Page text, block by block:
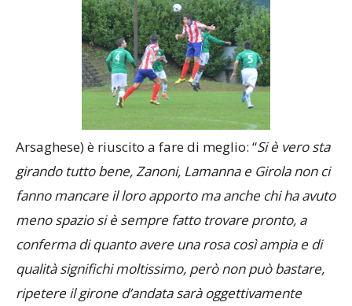
Arsaghese) è riuscito a fare di meglio: “Si è vero sta
girando tutto bene, Zanoni, Lamanna e Girola non ci
fanno mancare il loro apporto ma anche chi ha avuto
meno spazio si è sempre fatto trovare pronto, a
conferma di quanto avere una rosa così ampia e di
qualità significhi moltissimo, però non può bastare,
ripetere il girone d’andata sarà oggettivamente